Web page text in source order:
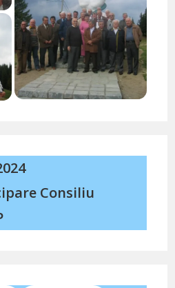
Consiliu